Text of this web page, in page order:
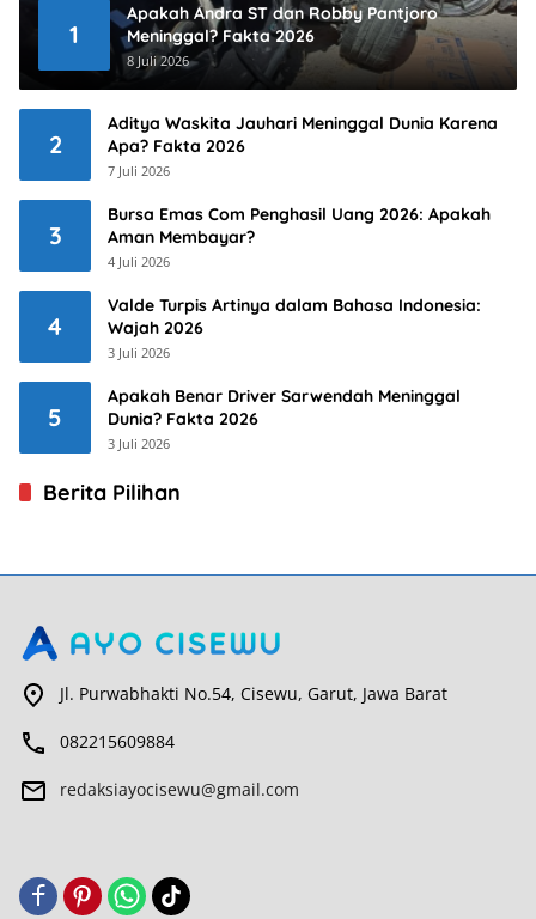
1
Apakah Andra ST dan Robby Pantjoro
Meninggal? Fakta 2026
8 Juli 2026
2
Aditya Waskita Jauhari Meninggal Dunia Karena
Apa? Fakta 2026
7 Juli 2026
3
Bursa Emas Com Penghasil Uang 2026: Apakah
Aman Membayar?
4 Juli 2026
4
Valde Turpis Artinya dalam Bahasa Indonesia:
Wajah 2026
3 Juli 2026
5
Apakah Benar Driver Sarwendah Meninggal
Dunia? Fakta 2026
3 Juli 2026
Berita Pilihan
Jl. Purwabhakti No.54, Cisewu, Garut, Jawa Barat
082215609884
redaksiayocisewu@gmail.com